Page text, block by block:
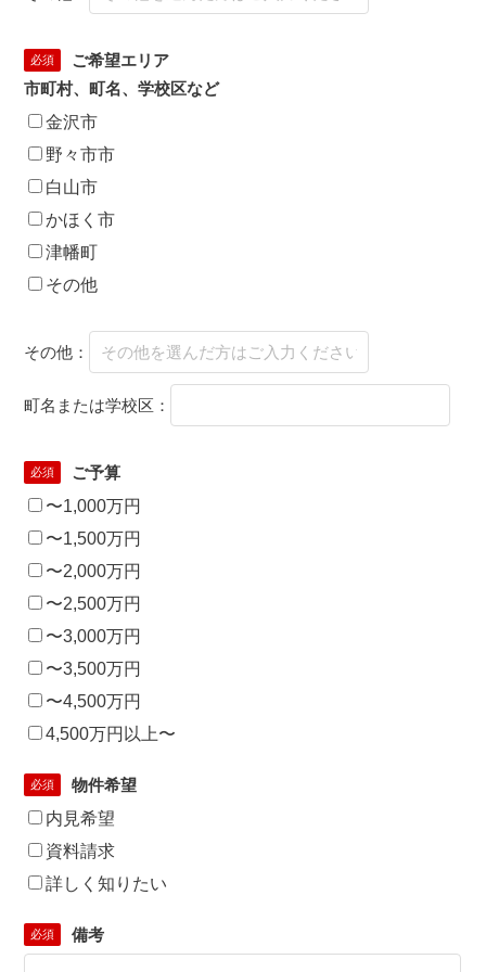
必須
ご希望エリア
市町村、町名、学校区など
金沢市
野々市市
白山市
かほく市
津幡町
その他
その他：
町名または学校区：
必須
ご予算
〜1,000万円
〜1,500万円
〜2,000万円
〜2,500万円
〜3,000万円
〜3,500万円
〜4,500万円
4,500万円以上〜
必須
物件希望
内見希望
資料請求
詳しく知りたい
必須 備考